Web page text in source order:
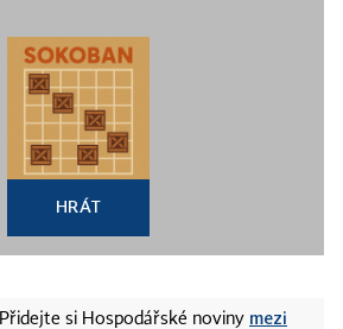
HRÁT
Přidejte si Hospodářské noviny mezi